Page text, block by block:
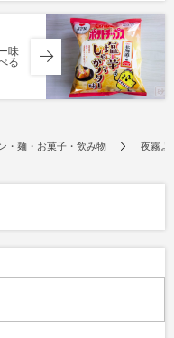
味
る
・麺・お菓子・飲み物 夜霧よ